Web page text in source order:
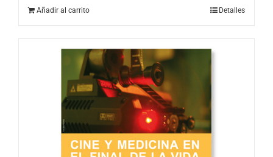
Añadir al carrito Detalles